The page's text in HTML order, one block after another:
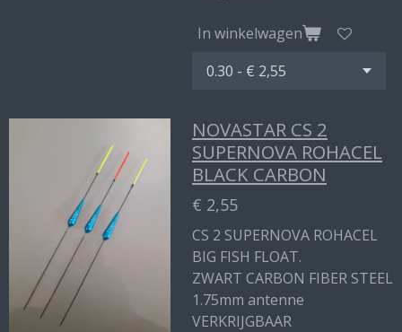
In winkelwagen
NOVASTAR CS 2
SUPERNOVA ROHACEL
BLACK CARBON
€ 2,55
CS 2 SUPERNOVA ROHACEL
BIG FISH FLOAT.
ZWART CARBON FIBER STEEL
1.75mm antenne
VERKRIJGBAAR